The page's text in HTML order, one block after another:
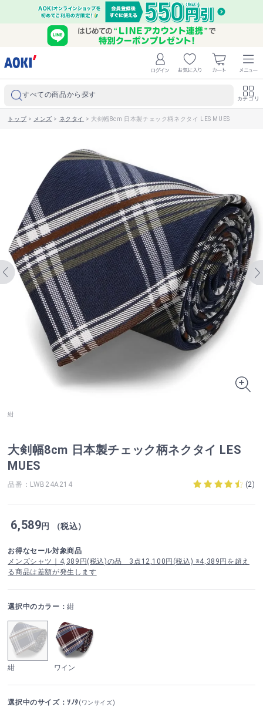
すべての商品から探す カテゴリ
トップ> メンズ > ネクタイ > 大剣幅8cm 日本製チェック柄ネクタイ LES MUES
紺
大剣幅8cm 日本製チェック柄ネクタイ LES
MUES
品番：LWB24A214 (2)
6,589円 （税込）
お得なセール対象商品
メンズシャツ｜4,389円(税込)の品 3点12,100円(税込) ※4,389円を超え
る商品は差額が発生します
選択中のカラー：紺
紺 ワイン
選択中のサイズ：ｿﾉﾀ(ワンサイズ)